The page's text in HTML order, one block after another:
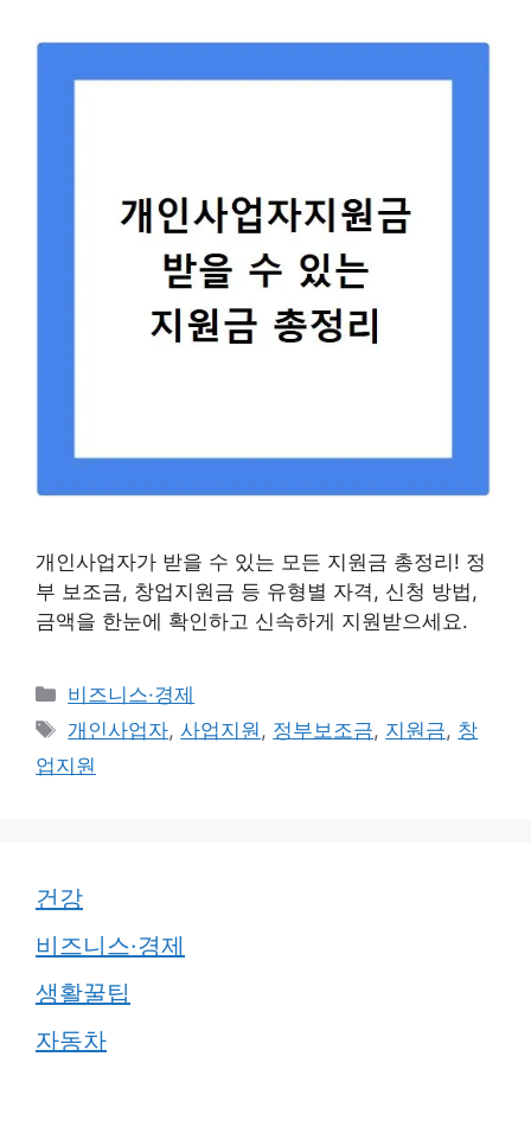
개인사업자가 받을 수 있는 모든 지원금 총정리! 정
부 보조금, 창업지원금 등 유형별 자격, 신청 방법,
금액을 한눈에 확인하고 신속하게 지원받으세요.
카
테
리
비즈니스·경제
태
그
개인사업자,사업지원, 정부보조금, 지원금, 창
업지원
건강
비즈니스·경제
생활꿀팁
자동차